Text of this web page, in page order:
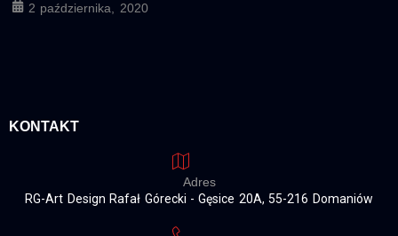
2 października, 2020
KONTAKT
Adres
RG-Art Design Rafał Górecki - Gęsice 20A, 55-216 Domaniów